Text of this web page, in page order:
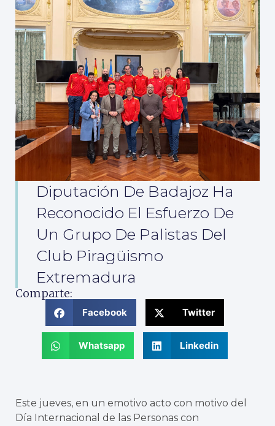
Diputación De Badajoz Ha
Reconocido El Esfuerzo De
Un Grupo De Palistas Del
Club Piragüismo
Extremadura
Comparte:
Facebook Twitter
Whatsapp Linkedin
Este jueves, en un emotivo acto con motivo del
Día Internacional de las Personas con